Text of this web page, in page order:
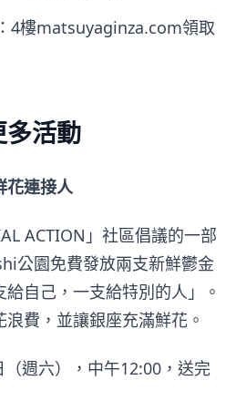
4樓matsuyaginza.com領取
活動
連接人
ACTION」社區倡議的一部
公園免費發放兩支新鮮鬱金
自己，一支給特別的人」。
費，並讓銀座充滿鮮花。
（週六），中午12:00，送完